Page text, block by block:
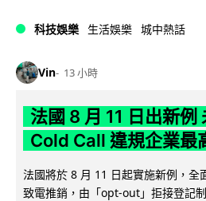
科技娛樂 生活娛樂 城中熱話
Vin 13 小時
法國 8 月 11 日出新例
Cold Call 違規企業最
法國將於 8 月 11 日起實施新例，全
致電推銷，由「opt-out」拒接登記